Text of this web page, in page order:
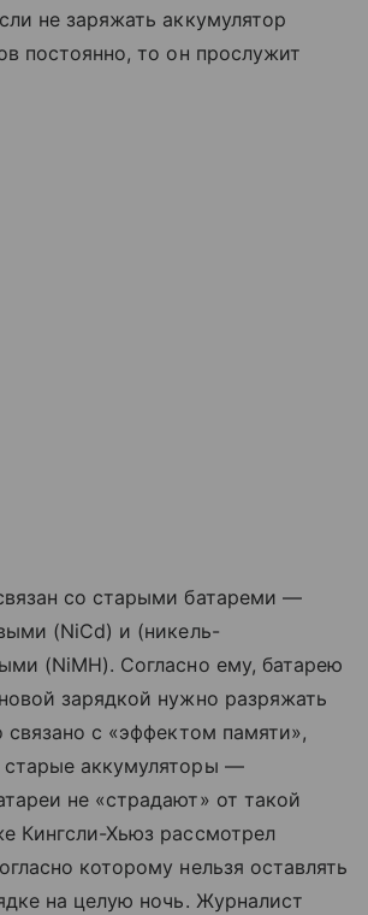
не заряжать аккумулятор
постоянно, то он прослужит
со старыми батареми —
(NiCd) и (никель-
(NiMH). Согласно ему, батарею
зарядкой нужно разряжать
связано с «эффектом памяти»,
аккумуляторы —
не «страдают» от такой
Кингсли-Хьюз рассмотрел
которому нельзя оставлять
на целую ночь. Журналист